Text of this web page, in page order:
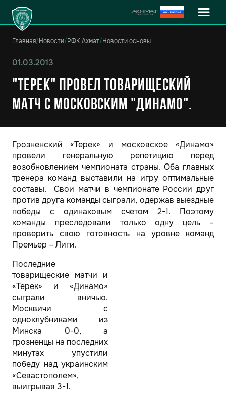
Главная/Новости/РФК Ахмат/Новости основы
01.03.2013
"Терек" провел товарищеский
матч с московским "Динамо".
Грозненский «Терек» и московское «Динамо»
провели генеральную репетицию перед
возобновлением чемпионата страны. Оба главных
тренера команд выставили на игру оптимальные
составы. Свои матчи в чемпионате России друг
против друга команды сыграли, одержав выездные
победы с одинаковым счетом 2-1. Поэтому
команды преследовали только одну цель –
проверить свою готовность на уровне команд
Премьер – Лиги.
Последние
товарищеские матчи и
«Терек» и «Динамо»
сыграли вничью.
Москвичи с
одноклубниками из
Минска 0-0, а
грозненцы на последних
минутах упустили
победу над украинским
«Севастополем»,
выигрывая 3-1.